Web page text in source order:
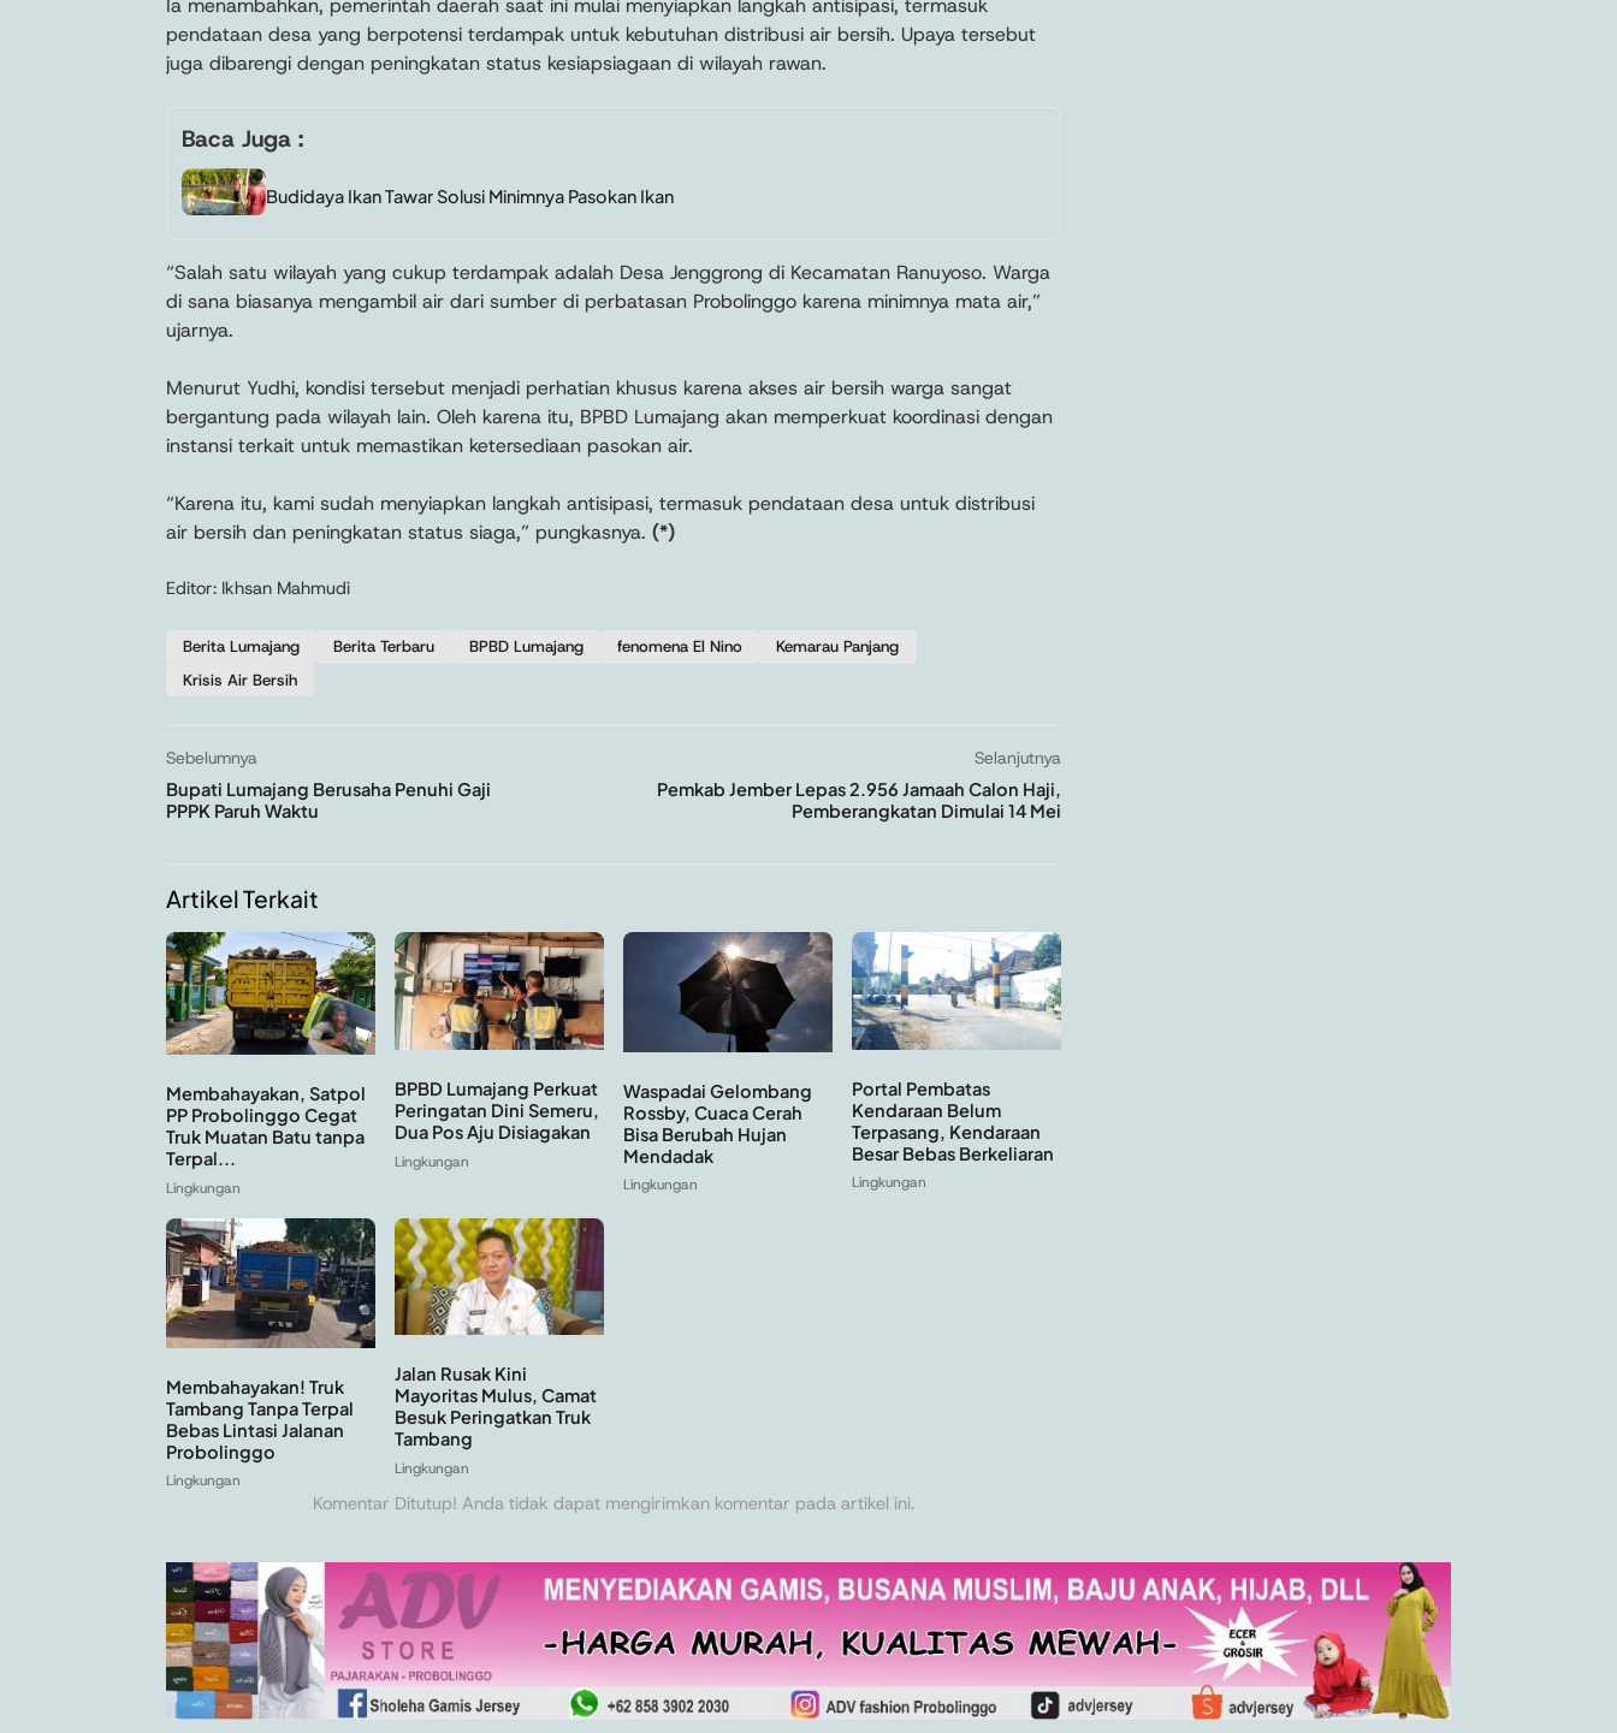
Ia menambahkan, pemerintah daerah saat ini mulai menyiapkan langkah antisipasi, termasuk
pendataan desa yang berpotensi terdampak untuk kebutuhan distribusi air bersih. Upaya tersebut
juga dibarengi dengan peningkatan status kesiapsiagaan di wilayah rawan.
Baca Juga :
Budidaya Ikan Tawar Solusi Minimnya Pasokan Ikan
“Salah satu wilayah yang cukup terdampak adalah Desa Jenggrong di Kecamatan Ranuyoso. Warga
di sana biasanya mengambil air dari sumber di perbatasan Probolinggo karena minimnya mata air,”
ujarnya.
Menurut Yudhi, kondisi tersebut menjadi perhatian khusus karena akses air bersih warga sangat
bergantung pada wilayah lain. Oleh karena itu, BPBD Lumajang akan memperkuat koordinasi dengan
instansi terkait untuk memastikan ketersediaan pasokan air.
“Karena itu, kami sudah menyiapkan langkah antisipasi, termasuk pendataan desa untuk distribusi
air bersih dan peningkatan status siaga,” pungkasnya. (*)
Editor: Ikhsan Mahmudi
Berita Lumajang Berita Terbaru BPBD Lumajang fenomena El Nino
Kemarau Panjang
Krisis Air Bersih
Sebelumnya
Bupati Lumajang Berusaha Penuhi Gaji
PPPK Paruh Waktu
Selanjutnya
Pemkab Jember Lepas 2.956 Jamaah Calon Haji,
Pemberangkatan Dimulai 14 Mei
Artikel Terkait
Membahayakan, Satpol
PP Probolinggo Cegat
Truk Muatan Batu tanpa
Terpal...
Lingkungan
BPBD Lumajang Perkuat
Peringatan Dini Semeru,
Dua Pos Aju Disiagakan
Lingkungan
Waspadai Gelombang
Rossby, Cuaca Cerah
Bisa Berubah Hujan
Mendadak
Lingkungan
Portal Pembatas
Kendaraan Belum
Terpasang, Kendaraan
Besar Bebas Berkeliaran
Lingkungan
Membahayakan! Truk
Tambang Tanpa Terpal
Bebas Lintasi Jalanan
Probolinggo
Lingkungan
Jalan Rusak Kini
Mayoritas Mulus, Camat
Besuk Peringatkan Truk
Tambang
Lingkungan
Komentar Ditutup! Anda tidak dapat mengirimkan komentar pada artikel ini.